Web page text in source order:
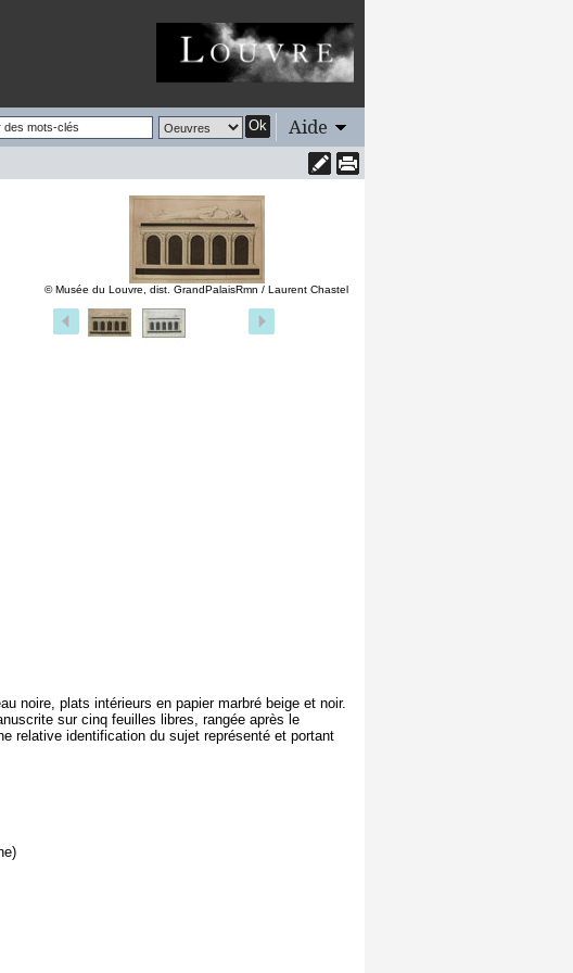
Ok Aide
© Musée du Louvre, dist. GrandPalaisRmn / Laurent Chastel
noire, plats intérieurs en papier marbré beige et noir.
sur cinq feuilles libres, rangée après le
relative identification du sujet représenté et portant